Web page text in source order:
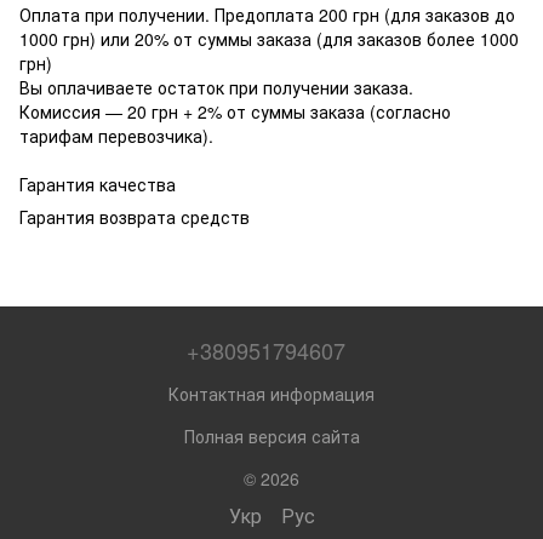
Оплата при получении. Предоплата 200 грн (для заказов до
1000 грн) или 20% от суммы заказа (для заказов более 1000
грн)
Вы оплачиваете остаток при получении заказа.
Комиссия — 20 грн + 2% от суммы заказа (согласно
тарифам перевозчика).
Гарантия качества
Гарантия возврата средств
+380951794607
Контактная информация
Полная версия сайта
© 2026
Укр Рус